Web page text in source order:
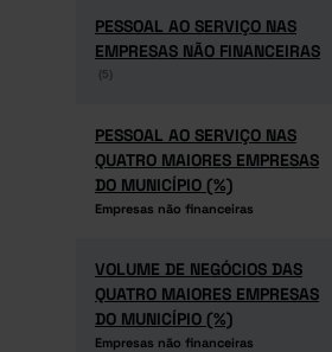
PESSOAL AO SERVIÇO NAS
EMPRESAS NÃO FINANCEIRAS
(5)
PESSOAL AO SERVIÇO NAS
EMPRESAS NÃO FINANCEIRAS
(5)
PESSOAL AO SERVIÇO NAS
QUATRO MAIORES EMPRESAS
DO MUNICÍPIO (%)
Empresas não financeiras
PESSOAL AO SERVIÇO NAS
QUATRO MAIORES EMPRESAS
DO MUNICÍPIO (%)
Empresas não financeiras
VOLUME DE NEGÓCIOS DAS
QUATRO MAIORES EMPRESAS
DO MUNICÍPIO (%)
Empresas não financeiras
VOLUME DE NEGÓCIOS DAS
QUATRO MAIORES EMPRESAS
DO MUNICÍPIO (%)
Empresas não financeiras